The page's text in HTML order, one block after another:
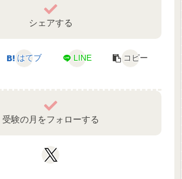
シェアする
はてブ LINE コピー
受験の月をフォローする